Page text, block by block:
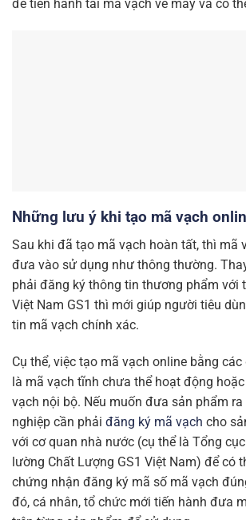
để tiến hành tải mã vạch về máy và có
Những lưu ý khi tạo mã vạch
Sau khi đã tạo mã vạch hoàn tất, thì mã
đưa vào sử dụng như thông thường.
phải đăng ký thông tin thương phẩm với
Việt Nam GS1 thì mới giúp người tiêu
tin mã vạch chính xác.
Cụ thể, việc tạo mã vạch online bằng
là mã vạch tĩnh chưa thể hoạt động
vạch nội bộ. Nếu muốn đưa sản phẩm
nghiệp cần phải đăng ký mã vạch cho
với cơ quan nhà nước (cụ thể là Tổng
lường Chất Lượng GS1 Việt Nam) để có
chứng nhận đăng ký mã số mã vạch
đó, cá nhân, tổ chức mới tiến hành đưa